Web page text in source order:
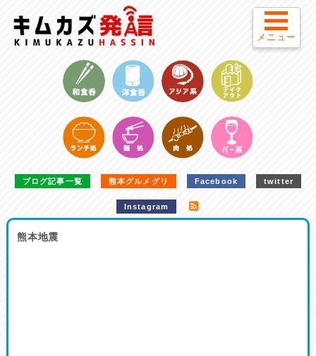
ブログ記事一覧 熊本グルメグリ Facebook twitter
Instagram
熊本地震
メニュー